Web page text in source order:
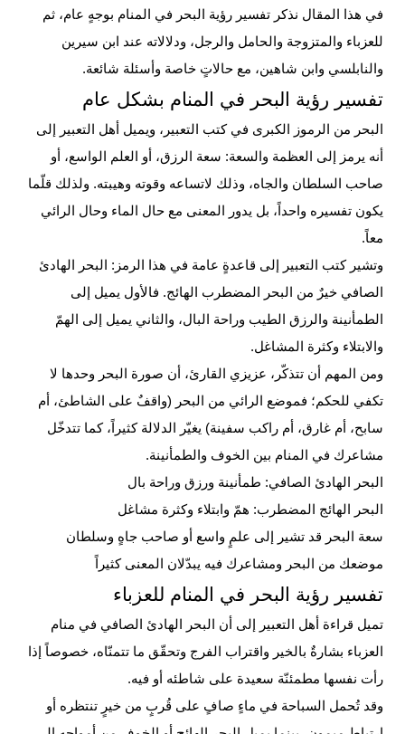
في هذا المقال نذكر تفسير رؤية البحر في المنام بوجهٍ عام، ثم
للعزباء والمتزوجة والحامل والرجل، ودلالاته عند ابن سيرين
والنابلسي وابن شاهين، مع حالاتٍ خاصة وأسئلة شائعة.
تفسير رؤية البحر في المنام بشكل عام
البحر من الرموز الكبرى في كتب التعبير، ويميل أهل التعبير إلى
أنه يرمز إلى العظمة والسعة: سعة الرزق، أو العلم الواسع، أو
صاحب السلطان والجاه، وذلك لاتساعه وقوته وهيبته. ولذلك قلّما
يكون تفسيره واحداً، بل يدور المعنى مع حال
الماء وحال الرائي
معاً.
وتشير كتب التعبير إلى قاعدةٍ عامة في هذا الرمز: البحر الهادئ
الصافي خيرٌ من البحر المضطرب الهائج. فالأول يميل إلى
الطمأنينة والرزق الطيب وراحة البال، والثاني يميل إلى الهمّ
والابتلاء وكثرة المشاغل.
ومن المهم أن تتذكّر، عزيزي القارئ، أن صورة البحر وحدها لا
تكفي للحكم؛ فموضع الرائي من البحر (واقفٌ على الشاطئ، أم
سابح، أم غارق، أم راكب سفينة) يغيّر الدلالة كثيراً، كما تتدخّل
مشاعرك في المنام بين
الخوف والطمأنينة.
البحر الهادئ الصافي: طمأنينة ورزق وراحة بال
البحر الهائج المضطرب: همّ وابتلاء وكثرة مشاغل
سعة البحر قد تشير إلى علمٍ واسع أو صاحب جاهٍ وسلطان
موضعك من البحر ومشاعرك فيه يبدّلان المعنى كثيراً
تفسير رؤية البحر في المنام للعزباء
تميل قراءة أهل التعبير إلى أن البحر الهادئ الصافي في منام
العزباء بشارةٌ بالخير واقتراب الفرج وتحقّق ما تتمنّاه، خصوصاً إذا
رأت نفسها مطمئنّة سعيدة على شاطئه أو فيه.
وقد تُحمل
السباحة في ماءٍ صافٍ على قُربٍ من خيرٍ تنتظره أو